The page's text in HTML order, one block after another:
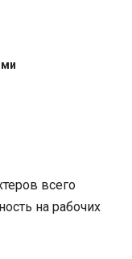
всего
на рабочих